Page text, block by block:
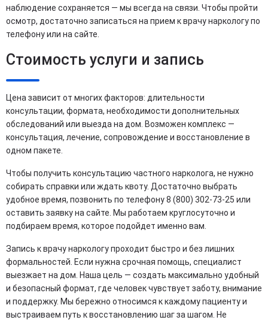
наблюдение сохраняется — мы всегда на связи. Чтобы пройти
осмотр, достаточно записаться на прием к врачу наркологу по
телефону или на сайте.
Стоимость услуги и запись
Цена зависит от многих факторов: длительности
консультации, формата, необходимости дополнительных
обследований или выезда на дом. Возможен комплекс —
консультация, лечение, сопровождение и восстановление в
одном пакете.
Чтобы получить консультацию частного нарколога, не нужно
собирать справки или ждать квоту. Достаточно выбрать
удобное время, позвонить по телефону 8 (800) 302-73-25 или
оставить заявку на сайте. Мы работаем круглосуточно и
подбираем время, которое подойдет именно вам.
Запись к врачу наркологу проходит быстро и без лишних
формальностей. Если нужна срочная помощь, специалист
выезжает на дом. Наша цель — создать максимально удобный
и безопасный формат, где человек чувствует заботу, внимание
и поддержку. Мы бережно относимся к каждому пациенту и
выстраиваем путь к восстановлению шаг за шагом. Не